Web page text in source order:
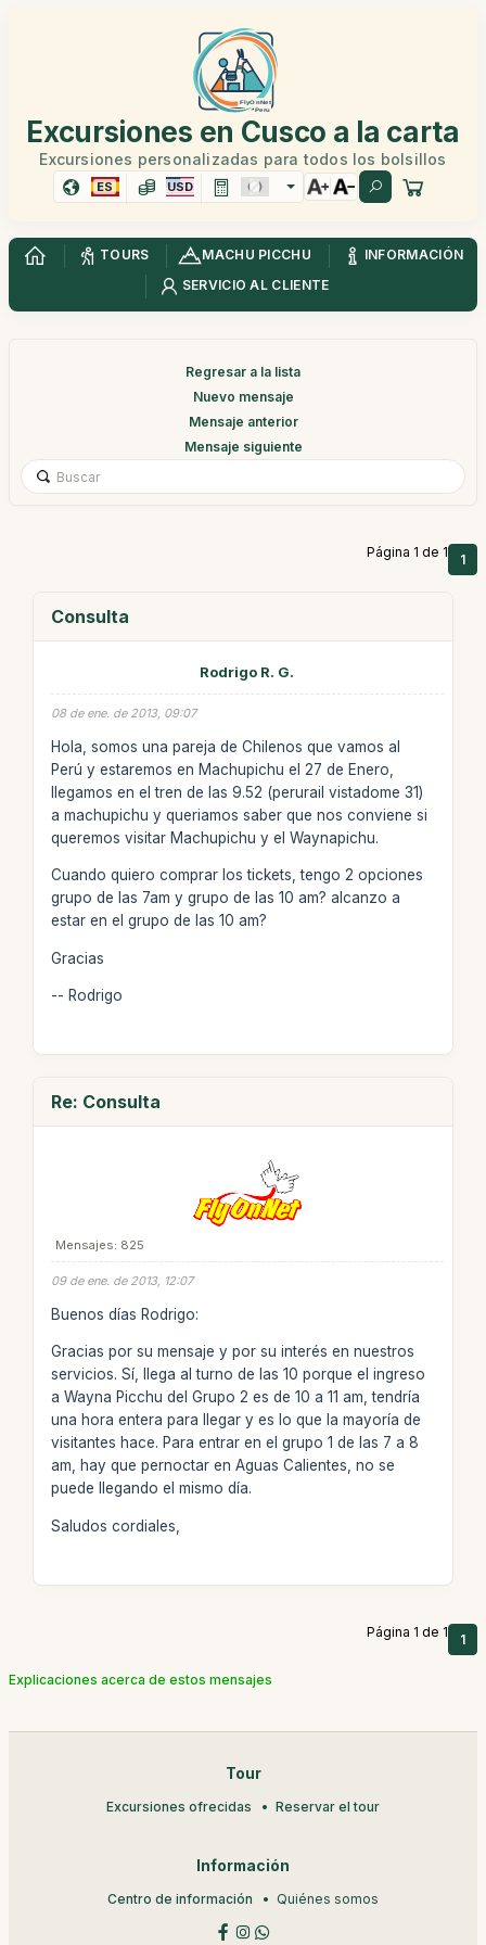
Excursiones en Cusco a la carta
Excursiones personalizadas para todos los bolsillos
ES USD
TOURS MACHU PICCHU
INFORMACIÓN
SERVICIO AL CLIENTE
Regresar a la lista
Nuevo mensaje
Mensaje anterior
Mensaje siguiente
Página 1 de 1 1
Consulta
Rodrigo R. G.
08 de ene. de 2013, 09:07
Hola, somos una pareja de Chilenos que vamos al
Perú y estaremos en Machupichu el 27 de Enero,
llegamos en el tren de las 9.52 (perurail vistadome 31)
a machupichu y queriamos saber que nos conviene si
queremos visitar Machupichu y el Waynapichu.
Cuando quiero comprar los tickets, tengo 2 opciones
grupo de las 7am y grupo de las 10 am? alcanzo a
estar en el grupo de las 10 am?
Gracias
-- Rodrigo
Re: Consulta
Mensajes: 825
09 de ene. de 2013, 12:07
Buenos días Rodrigo:
Gracias por su mensaje y por su interés en nuestros
servicios. Sí, llega al turno de las 10 porque el ingreso
a Wayna Picchu del Grupo 2 es de 10 a 11 am, tendría
una hora entera para llegar y es lo que la mayoría de
visitantes hace. Para entrar en el grupo 1 de las 7 a 8
am, hay que pernoctar en Aguas Calientes, no se
puede llegando el mismo día.
Saludos cordiales,
Página 1 de 1 1
Explicaciones acerca de estos mensajes
Tour
Excursiones ofrecidas Reservar el tour
Información
Centro de información Quiénes somos